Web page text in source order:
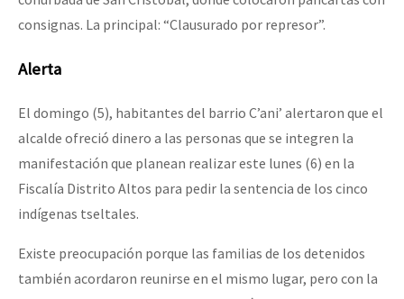
consignas. La principal: “Clausurado por represor”.
Alerta
El domingo (5), habitantes del barrio C’ani’ alertaron que el
alcalde ofreció dinero a las personas que se integren la
manifestación que planean realizar este lunes (6) en la
Fiscalía Distrito Altos para pedir la sentencia de los cinco
indígenas tseltales.
Existe preocupación porque las familias de los detenidos
también acordaron reunirse en el mismo lugar, pero con la